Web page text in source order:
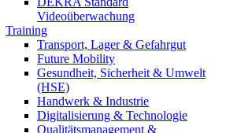
Videoüberwachung
Training
Transport, Lager & Gefahrgut
Future Mobility
Gesundheit, Sicherheit & Umwelt
(HSE)
Handwerk & Industrie
Digitalisierung & Technologie
Qualitätsmanagement &